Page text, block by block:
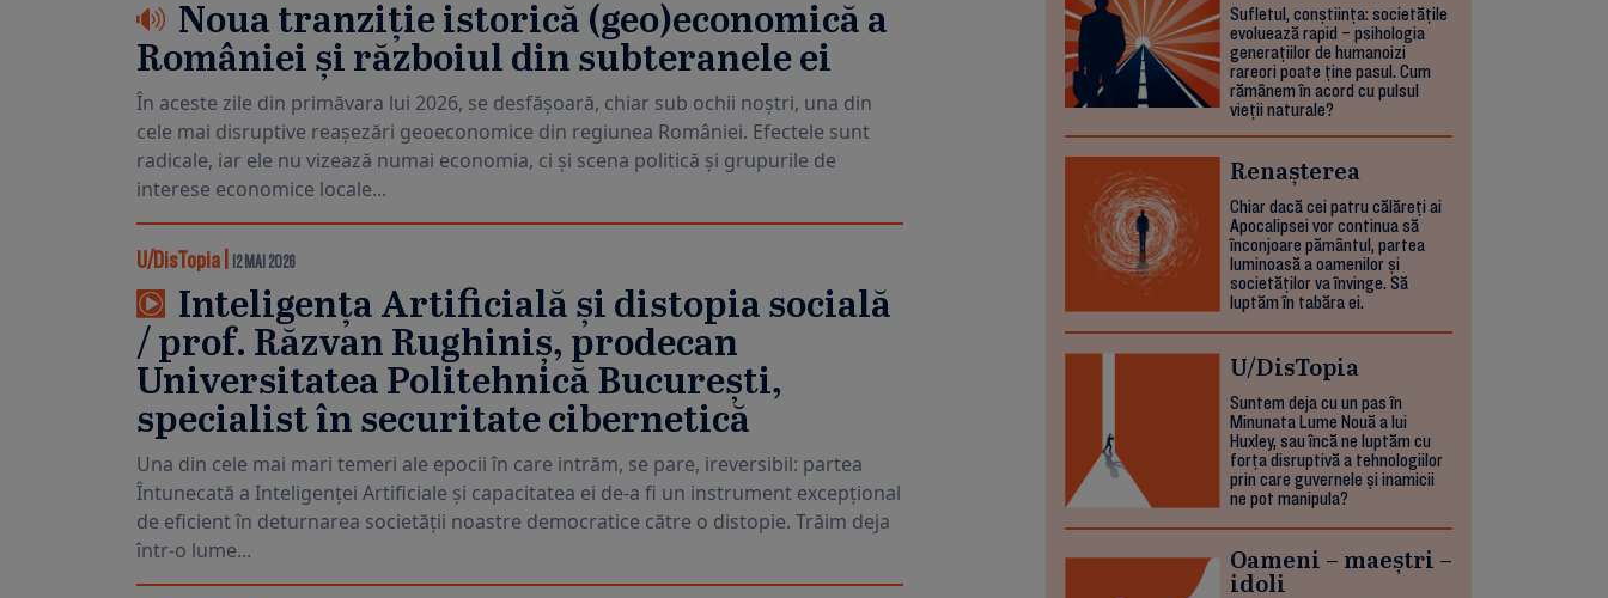
Noua tranziție istorică (geo)economică a
României și războiul din subteranele ei
În aceste zile din primăvara lui 2026, se desfășoară, chiar sub ochii noștri, una din
cele mai disruptive reașezări geoeconomice din regiunea României. Efectele sunt
radicale, iar ele nu vizează numai economia, ci și scena politică și grupurile de
interese economice locale...
U/DisTopia 12 MAI 2026
Inteligența Artificială și distopia socială
/ prof. Răzvan Rughiniș, prodecan
Universitatea Politehnică București,
specialist în securitate cibernetică
Una din cele mai mari temeri ale epocii în care intrăm, se pare, ireversibil: partea
Întunecată a Inteligenței Artificiale și capacitatea ei de-a fi un instrument excepțional
de eficient în deturnarea societății noastre democratice către o distopie. Trăim deja
într-o lume...
Sufletul, conștiința: societățile
evoluează rapid – psihologia
generațiilor de humanoizi
rareori poate ține pasul. Cum
rămânem în acord cu pulsul
vieții naturale?
Renașterea
Chiar dacă cei patru călăreți ai
Apocalipsei vor continua să
înconjoare pământul, partea
luminoasă a oamenilor și
societăților va învinge. Să
luptăm în tabăra ei.
U/DisTopia
Suntem deja cu un pas în
Minunata Lume Nouă a lui
Huxley, sau încă ne luptăm cu
forța disruptivă a tehnologiilor
prin care guvernele și inamicii
ne pot manipula?
Oameni – maeștri –
idoli